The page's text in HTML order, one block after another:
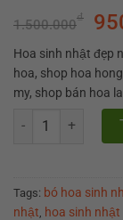
1.500.000₫
Hoa sinh nhật đẹp
hoa, shop hoa
my, shop bán hoa
Hoa sinh nhật đẹp
Tags: bó hoa sinh
nhật hoa sinh